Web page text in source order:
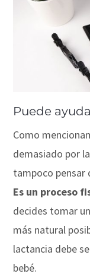
Puede
Como
demasiado por
tampoco pensar
Es un proceso
decides tomar
más natural
lactancia debe
bebé.